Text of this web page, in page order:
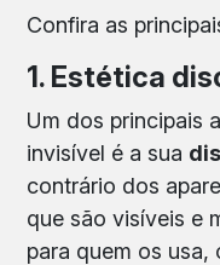
Confira as
1. Estética
Um dos principais
invisível é a sua
contrário dos
que são visíveis e
para quem os usa,